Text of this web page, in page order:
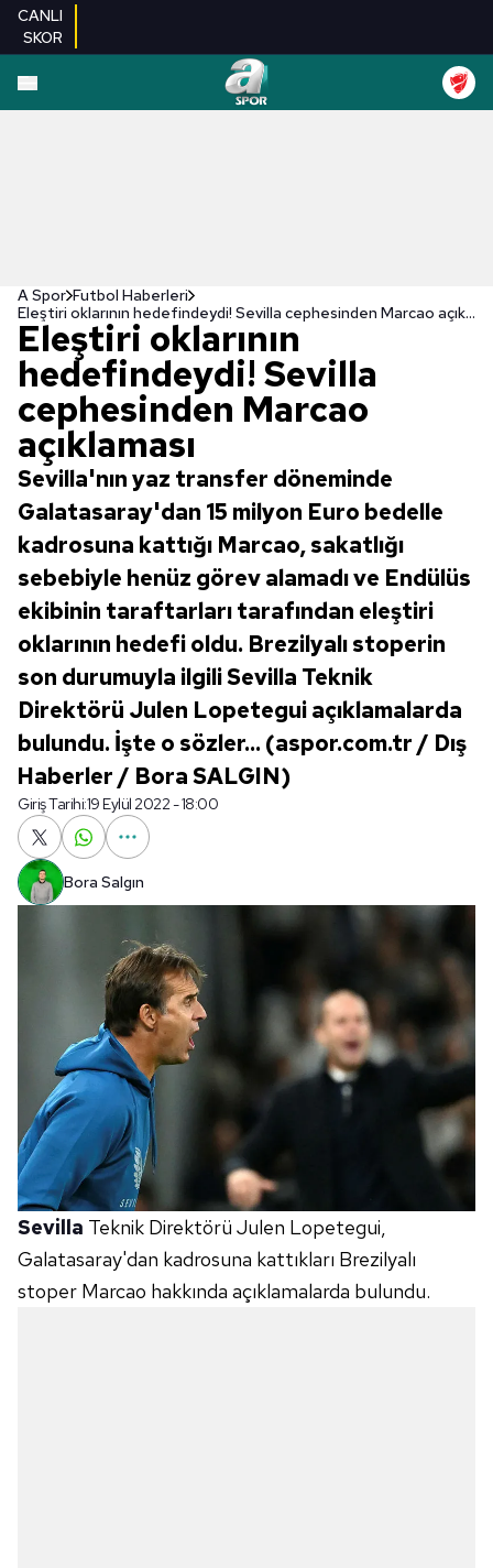
CANLI
SKOR
A Spor Futbol Haberleri
Eleştiri oklarının hedefindeydi! Sevilla cephesinden Marcao açıklaması
Eleştiri oklarının
hedefindeydi! Sevilla
cephesinden Marcao
açıklaması
Sevilla'nın yaz transfer döneminde
Galatasaray'dan 15 milyon Euro bedelle
kadrosuna kattığı Marcao, sakatlığı
sebebiyle henüz görev alamadı ve Endülüs
ekibinin taraftarları tarafından eleştiri
oklarının hedefi oldu. Brezilyalı stoperin
son durumuyla ilgili Sevilla Teknik
Direktörü Julen Lopetegui açıklamalarda
bulundu. İşte o sözler... (aspor.com.tr / Dış
Haberler / Bora SALGIN)
Giriş Tarihi:19 Eylül 2022 - 18:00
Bora Salgın
Sevilla Teknik Direktörü Julen Lopetegui,
Galatasaray'dan kadrosuna kattıkları Brezilyalı
stoper Marcao hakkında açıklamalarda bulundu.